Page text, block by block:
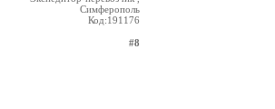
Симферополь
Код:191176
#8